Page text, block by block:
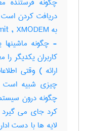
دریافت کردن است
- چگونه
ارائه ) وقتی
چگونه درون
کرد جای می
لایه ها با دست